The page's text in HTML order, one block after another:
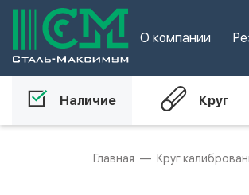
О компании
Наличие Круг
Главная Круг